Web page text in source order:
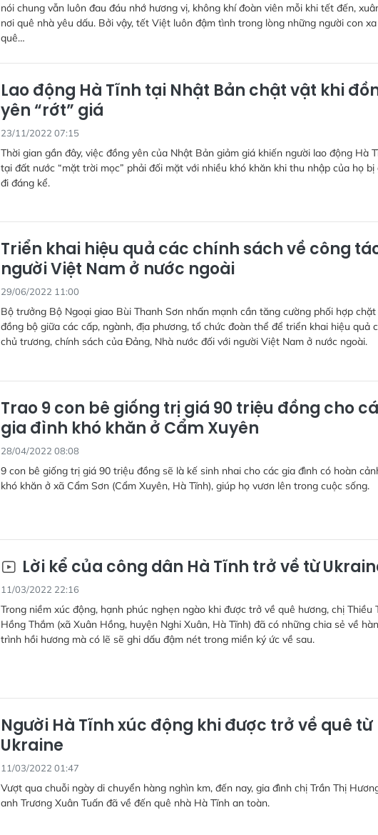
nói chung vẫn luôn đau đáu nhớ hương vị, không khí đoàn viên mỗi khi tết đến,
nơi quê nhà yêu dấu. Bởi vậy, tết Việt luôn đậm tình trong lòng những người con xa
quê…
Lao động Hà Tĩnh tại Nhật Bản chật vật khi
yên “rớt” giá
23/11/2022 07:15
Thời gian gần đây, việc đồng yên của Nhật Bản giảm giá khiến người lao động Hà
tại đất nước “mặt trời mọc” phải đối mặt với nhiều khó khăn khi thu nhập của họ bị
đi đáng kể.
Triển khai hiệu quả các chính sách về công
người Việt Nam ở nước ngoài
29/06/2022 11:00
Bộ trưởng Bộ Ngoại giao Bùi Thanh Sơn nhấn mạnh cần tăng cường phối hợp chặt
đồng bộ giữa các cấp, ngành, địa phương, tổ chức đoàn thể để triển khai hiệu quả
chủ trương, chính sách của Đảng, Nhà nước đối với người Việt Nam ở nước ngoài.
Trao 9 con bê giống trị giá 90 triệu đồng cho
gia đình khó khăn ở Cẩm Xuyên
28/04/2022 08:08
9 con bê giống trị giá 90 triệu đồng sẽ là kế sinh nhai cho các gia đình có hoàn
khó khăn ở xã Cẩm Sơn (Cẩm Xuyên, Hà Tĩnh), giúp họ vươn lên trong cuộc sống.
Lời kể của công dân Hà Tĩnh trở về từ
11/03/2022 22:16
Trong niềm xúc động, hạnh phúc nghẹn ngào khi được trở về quê hương, chị Thiều
Hồng Thắm (xã Xuân Hồng, huyện Nghi Xuân, Hà Tĩnh) đã có những chia sẻ về
trình hồi hương mà có lẽ sẽ ghi dấu đậm nét trong miền ký ức về sau.
Người Hà Tĩnh xúc động khi được trở về quê từ
Ukraine
11/03/2022 01:47
Vượt qua chuỗi ngày di chuyển hàng nghìn km, đến nay, gia đình chị Trần Thị
anh Trương Xuân Tuấn đã về đến quê nhà Hà Tĩnh an toàn.